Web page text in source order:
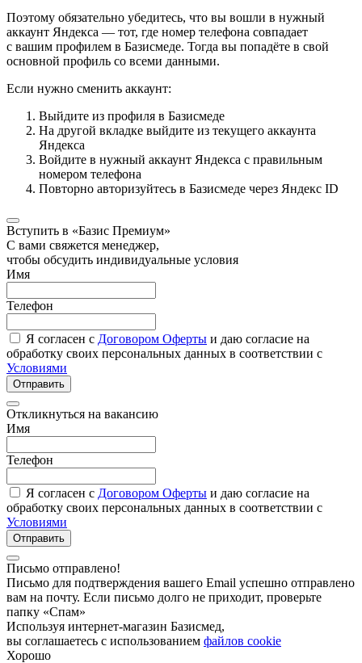
Поэтому обязательно убедитесь, что вы вошли в нужный
аккаунт Яндекса — тот, где номер телефона совпадает
с вашим профилем в Базисмеде. Тогда вы попадёте в свой
основной профиль со всеми данными.
Если нужно сменить аккаунт:
Выйдите из профиля в Базисмеде
На другой вкладке выйдите из текущего аккаунта
Яндекса
Войдите в нужный аккаунт Яндекса с правильным
номером телефона
Повторно авторизуйтесь в Базисмеде через Яндекс ID
Вступить в «Базис Премиум»
С вами свяжется менеджер,
чтобы обсудить индивидуальные условия
Имя
Телефон
Я согласен с Договором Оферты и даю согласие на
обработку своих персональных данных в соответствии с
Условиями
Отправить
Откликнуться на вакансию
Имя
Телефон
Я согласен с Договором Оферты и даю согласие на
обработку своих персональных данных в соответствии с
Условиями
Отправить
Письмо отправлено!
Письмо для подтверждения вашего Email успешно отправлено
вам на почту. Если письмо долго не приходит, проверьте
папку «Спам»
Используя интернет-магазин Базисмед,
вы соглашаетесь с использованием файлов cookie
Хорошо